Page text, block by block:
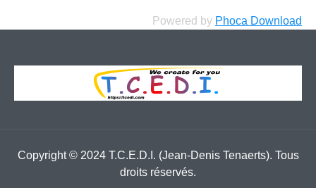
Powered by Phoca Download
Copyright © 2024 T.C.E.D.I. (Jean-Denis Tenaerts). Tous
droits réservés.